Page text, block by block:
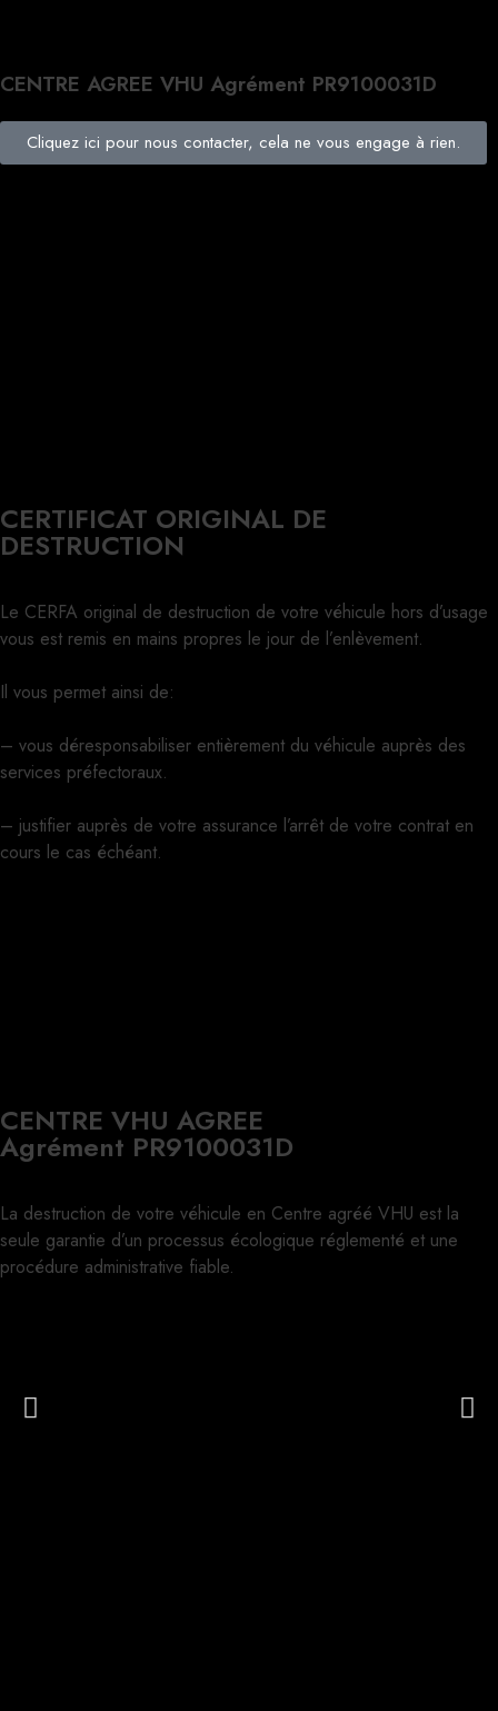
CENTRE AGREE VHU Agrément PR9100031D
Cliquez ici pour nous contacter, cela ne vous engage à rien.
CERTIFICAT ORIGINAL DE
DESTRUCTION
Le CERFA original de destruction de votre véhicule hors d’usage
vous est remis en mains propres le jour de l’enlèvement.
Il vous permet ainsi de:
– vous déresponsabiliser entièrement du véhicule auprès des
services préfectoraux.
– justifier auprès de votre assurance l’arrêt de votre contrat en
cours le cas échéant.
CENTRE VHU AGREE
Agrément PR9100031D
La destruction de votre véhicule en Centre agréé VHU est la
seule garantie d’un processus écologique réglementé et une
procédure administrative fiable.